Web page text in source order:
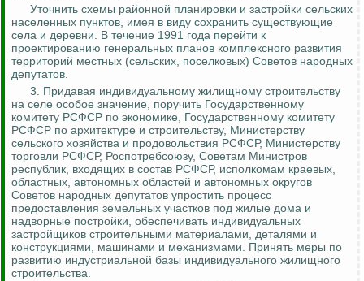
Уточнить схемы районной планировки и застройки сельских
населенных пунктов, имея в виду сохранить существующие
села и деревни. В течение 1991 года перейти к
проектированию генеральных планов комплексного развития
территорий местных (сельских, поселковых) Советов народных
депутатов.
3. Придавая индивидуальному жилищному строительству
на селе особое значение, поручить Государственному
комитету РСФСР по экономике, Государственному комитету
РСФСР по архитектуре и строительству, Министерству
сельского хозяйства и продовольствия РСФСР, Министерству
торговли РСФСР, Роспотребсоюзу, Советам Министров
республик, входящих в состав РСФСР, исполкомам краевых,
областных, автономных областей и автономных округов
Советов народных депутатов упростить процесс
предоставления земельных участков под жилые дома и
надворные постройки, обеспечивать индивидуальных
застройщиков строительными материалами, деталями и
конструкциями, машинами и механизмами. Принять меры по
развитию индустриальной базы индивидуального жилищного
строительства.